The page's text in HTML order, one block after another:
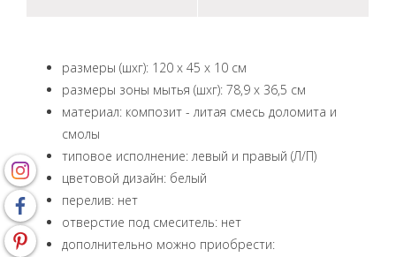
размеры (шxг): 120 x 45 x 10 см
размеры зоны мытья (шxг): 78,9 x 36,5 см
материал: композит - литая смесь доломита и
смолы
типовое исполнение: левый и правый (Л/П)
цветовой дизайн: белый
перелив: нет
oтверстие под смеситель: нет
дополнительно можно приобрести: